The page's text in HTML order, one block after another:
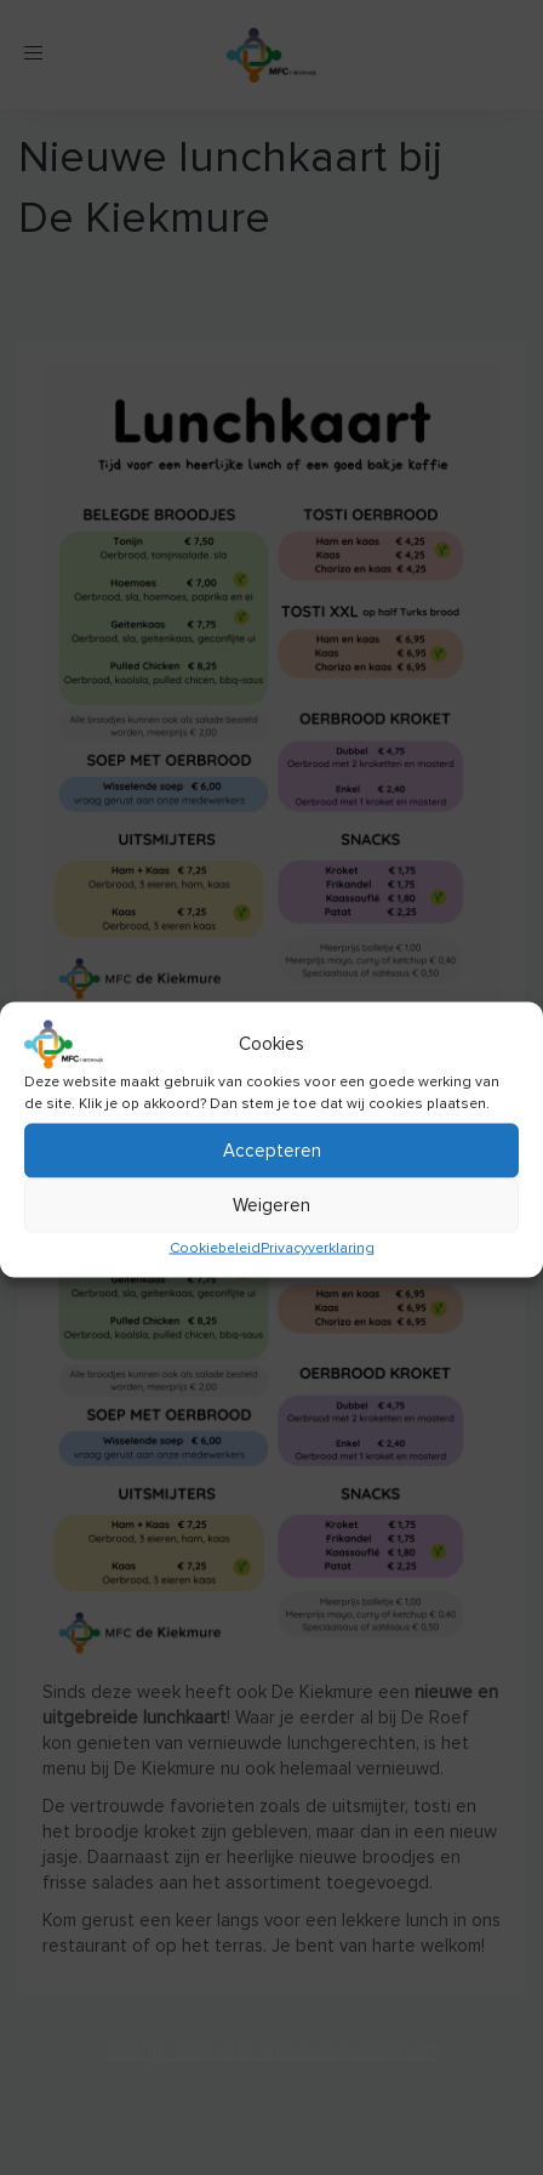
Cookies
Deze website maakt gebruik van cookies voor een goede werking van
de site. Klik je op akkoord? Dan stem je toe dat wij cookies plaatsen.
Accepteren
Weigeren
CookiebeleidPrivacyverklaring
Toggle
Nieuwe lunchkaart bij
De Kiekmure
Sinds deze week heeft ook De Kiekmure een nieuwe en
uitgebreide lunchkaart! Waar je eerder al bij De Roef
kon genieten van vernieuwde lunchgerechten, is het
menu bij De Kiekmure nu ook helemaal vernieuwd.
De vertrouwde favorieten zoals de uitsmijter, tosti en
het broodje kroket zijn gebleven, maar dan in een nieuw
jasje. Daarnaast zijn er heerlijke nieuwe broodjes en
frisse salades aan het assortiment toegevoegd.
Kom gerust een keer langs voor een lekkere lunch in ons
restaurant of op het terras. Je bent van harte welkom!